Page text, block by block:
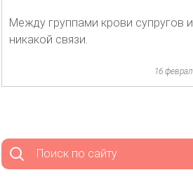
Между группами крови супругов
никакой связи.
16
Поиск по сайту